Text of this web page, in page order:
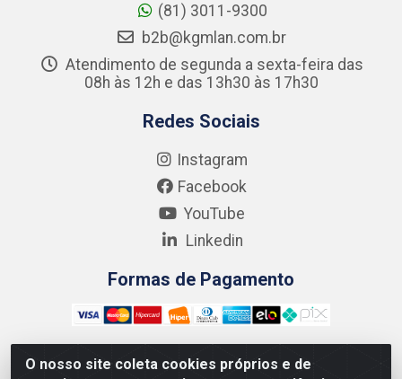
O nosso site coleta cookies próprios e de
(81) 3011-9300
b2b@kgmlan.com.br
Atendimento de segunda a sexta-feira das
08h às 12h e das 13h30 às 17h30
Redes Sociais
Instagram
Facebook
YouTube
Linkedin
Formas de Pagamento